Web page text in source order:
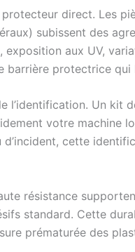
direct. Les
subissent des
exposition aux UV,
barrière protectrice qui
l’identification. Un kit
votre machine
cette
résistance
standard. Cette
prématurée des